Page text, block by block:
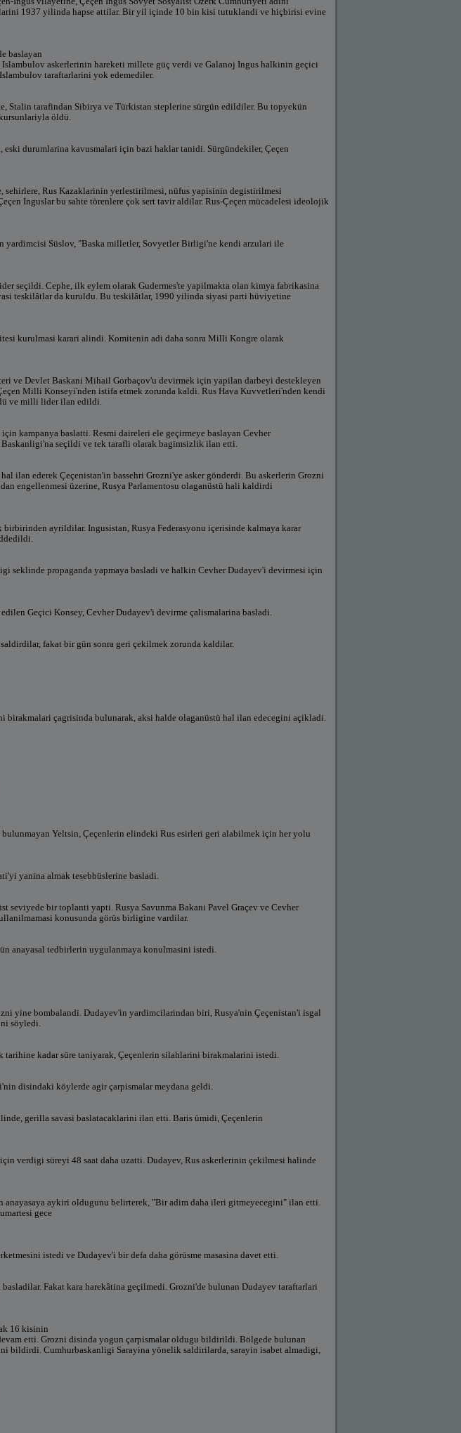
1937 yilinda hapse attilar. Bir yil içinde 10 bin kisi tutuklandi ve hiçbirisi evine
baslayan
askerlerinin hareketi millete güç verdi ve Galanoj Ingus halkinin geçici
taraftarlarini yok edemediler.
Stalin tarafindan Sibirya ve Türkistan steplerine sürgün edildiler. Bu topyekün
öldü.
durumlarina kavusmalari için bazi haklar tanidi. Sürgündekiler, Çeçen
Rus Kazaklarinin yerlestirilmesi, nüfus yapisinin degistirilmesi
Inguslar bu sahte törenlere çok sert tavir aldilar. Rus-Çeçen mücadelesi ideolojik
Süslov, "Baska milletler, Sovyetler Birligi'ne kendi arzulari ile
seçildi. Cephe, ilk eylem olarak Gudermes'te yapilmakta olan kimya fabrikasina
teskilâtlar da kuruldu. Bu teskilâtlar, 1990 yilinda siyasi parti hüviyetine
kurulmasi karari alindi. Komitenin adi daha sonra Milli Kongre olarak
ve Devlet Baskani Mihail Gorbaçov'u devirmek için yapilan darbeyi destekleyen
Milli Konseyi'nden istifa etmek zorunda kaldi. Rus Hava Kuvvetleri'nden kendi
ve milli lider ilan edildi.
kampanya baslatti. Resmi daireleri ele geçirmeye baslayan Cevher
seçildi ve tek tarafli olarak bagimsizlik ilan etti.
ilan ederek Çeçenistan'in bassehri Grozni'ye asker gönderdi. Bu askerlerin Grozni
engellenmesi üzerine, Rusya Parlamentosu olaganüstü hali kaldirdi
ayrildilar. Ingusistan, Rusya Federasyonu içerisinde kalmaya karar
seklinde propaganda yapmaya basladi ve halkin Cevher Dudayev'i devirmesi için
Geçici Konsey, Cevher Dudayev'i devirme çalismalarina basladi.
fakat bir gün sonra geri çekilmek zorunda kaldilar.
çagrisinda bulunarak, aksi halde olaganüstü hal ilan edecegini açikladi.
Yeltsin, Çeçenlerin elindeki Rus esirleri geri alabilmek için her yolu
yanina almak tesebbüslerine basladi.
seviyede bir toplanti yapti. Rusya Savunma Bakani Pavel Graçev ve Cevher
konusunda görüs birligine vardilar.
anayasal tedbirlerin uygulanmaya konulmasini istedi.
yine bombalandi. Dudayev'in yardimcilarindan biri, Rusya'nin Çeçenistan'i isgal
söyledi.
kadar süre taniyarak, Çeçenlerin silahlarini birakmalarini istedi.
disindaki köylerde agir çarpismalar meydana geldi.
gerilla savasi baslatacaklarini ilan etti. Baris ümidi, Çeçenlerin
verdigi süreyi 48 saat daha uzatti. Dudayev, Rus askerlerinin çekilmesi halinde
anayasaya aykiri oldugunu belirterek, "Bir adim daha ileri gitmeyecegini" ilan etti.
gece
istedi ve Dudayev'i bir defa daha görüsme masasina davet etti.
Fakat kara harekâtina geçilmedi. Grozni'de bulunan Dudayev taraftarlari
16 kisinin
etti. Grozni disinda yogun çarpismalar oldugu bildirildi. Bölgede bulunan
bildirdi. Cumhurbaskanligi Sarayina yönelik saldirilarda, sarayin isabet almadigi,